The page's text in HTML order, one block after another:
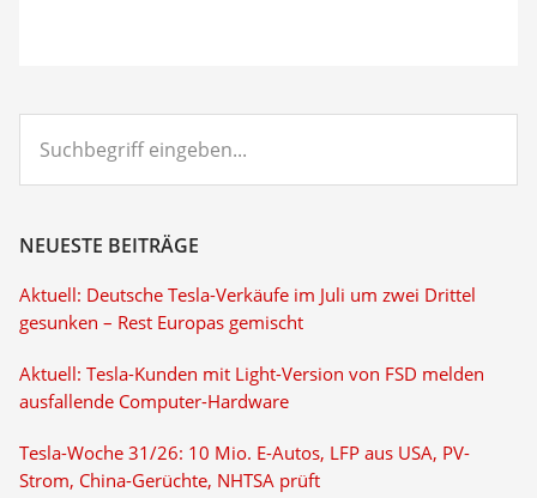
eingeben...
NEUESTE BEITRÄGE
Aktuell: Deutsche Tesla-Verkäufe im Juli um zwei Drittel
gesunken – Rest Europas gemischt
Aktuell: Tesla-Kunden mit Light-Version von FSD melden
ausfallende Computer-Hardware
Tesla-Woche 31/26: 10 Mio. E-Autos, LFP aus USA, PV-
Strom, China-Gerüchte, NHTSA prüft